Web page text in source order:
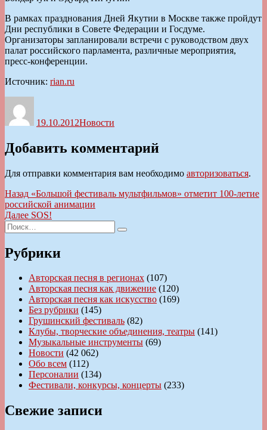
В рамках празднования Дней Якутии в Москве также пройдут
Дни республики в Совете Федерации и Госдуме.
Организаторы запланировали встречи с руководством двух
палат российского парламента, различные мероприятия,
пресс-конференции.
Источник: rian.ru
19.10.2012Новости
Добавить комментарий
Для отправки комментария вам необходимо авторизоваться.
Навигация
по
записям
Назад Предыдущая
запись:
«Большой фестиваль мультфильмов» отметит 100-летие
российской анимации
Далее Следующая
SOS!
Искать:
Поиск
Рубрики
Авторская песня в регионах (107)
Авторская песня как движение (120)
Авторская песня как искусство (169)
Без рубрики (145)
Грушинский фестиваль (82)
Клубы, творческие объединения, театры (141)
Музыкальные инструменты (69)
Новости (42 062)
Обо всем (112)
Персоналии (134)
Фестивали, конкурсы, концерты (233)
Свежие записи